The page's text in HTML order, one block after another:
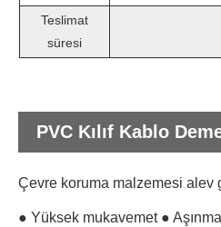
Teslimat
süresi
PVC Kılıf Kablo
Çevre koruma malzemesi alev
● Yüksek mukavemet ●